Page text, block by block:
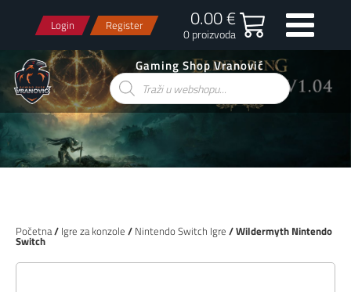
Login Register 0.00 €
0 proizvoda
Gaming Shop Vranović
Products
search
Početna/ Igre za konzole / Nintendo Switch Igre / Wildermyth Nintendo
Switch